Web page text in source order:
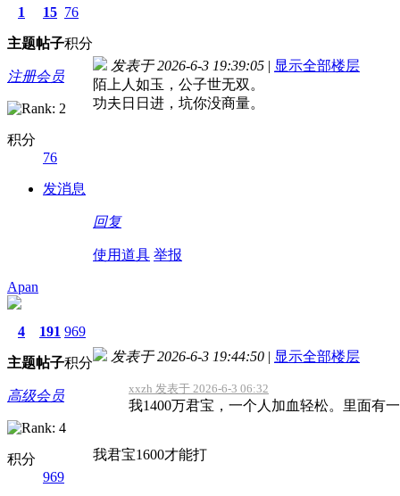
1
主题
15
帖子
76
积分
注册会员
积分
76
发消息
发表于 2026-6-3 19:39:05 | 显示全部楼层
陌上人如玉，公子世无双。
功夫日日进，坑你没商量。
回复
使用道具 举报
Apan
4
主题
191
帖子
969
积分
高级会员
积分
969
发表于 2026-6-3 19:44:50 | 显示全部楼层
xxzh 发表于 2026-6-3 06:32
我1400万君宝，一个人加血轻松。里面有
我君宝1600才能打